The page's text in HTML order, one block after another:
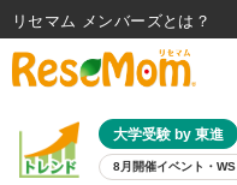
大学受験 by 東進
8月開催イベント・WS
リセマム メンバーズ